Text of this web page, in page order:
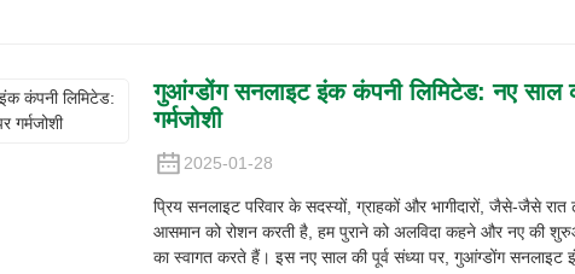
गुआंग्डोंग सनलाइट इंक कंपनी लिमिटेड: नए साल
गर्मजोशी
2025-01-28
प्रिय सनलाइट परिवार के सदस्यों, ग्राहकों और भागीदारों, जैसे-जैसे
आसमान को रोशन करती है, हम पुराने को अलविदा कहने और नए की
का स्वागत करते हैं। इस नए साल की पूर्व संध्या पर, गुआंग्डोंग सनलाइट